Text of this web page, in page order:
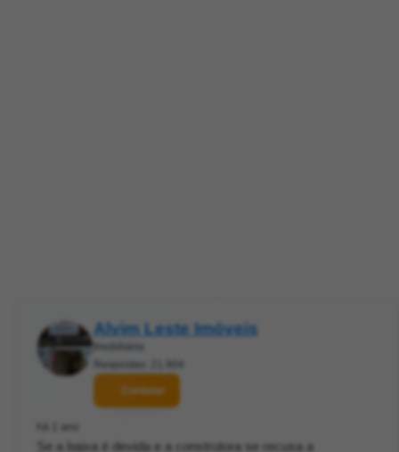
Alvim Leste Imóveis
Imobiliária
Respostas: 21.904
Contatar
há 1 ano
Se a baixa é devida e a construtora se recusa a